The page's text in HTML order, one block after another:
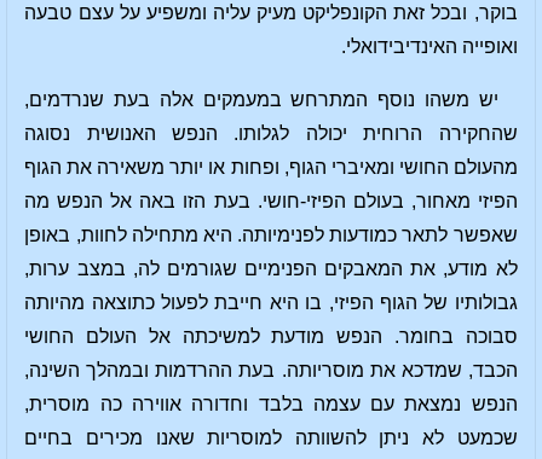
בוקר, ובכל זאת הקונפליקט מעיק עליה ומשפיע על עצם טבעה
ואופייה האינדיבידואלי.
יש משהו נוסף המתרחש במעמקים אלה בעת שנרדמים,
שהחקירה הרוחית יכולה לגלותו. הנפש האנושית נסוגה
מהעולם החושי ומאיברי הגוף, ופחות או יותר משאירה את הגוף
הפיזי מאחור, בעולם הפיזי-חושי. בעת הזו באה אל הנפש מה
שאפשר לתאר כמודעות לפנימיותה. היא מתחילה לחוות, באופן
לא מודע, את המאבקים הפנימיים שגורמים לה, במצב ערות,
גבולותיו של הגוף הפיזי, בו היא חייבת לפעול כתוצאה מהיותה
סבוכה בחומר. הנפש מודעת למשיכתה אל העולם החושי
הכבד, שמדכא את מוסריותה. בעת ההרדמות ובמהלך השינה,
הנפש נמצאת עם עצמה בלבד וחדורה אווירה כה מוסרית,
שכמעט לא ניתן להשוותה למוסריות שאנו מכירים בחיים